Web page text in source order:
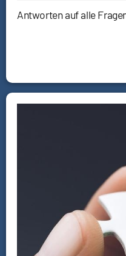
Antworten auf alle